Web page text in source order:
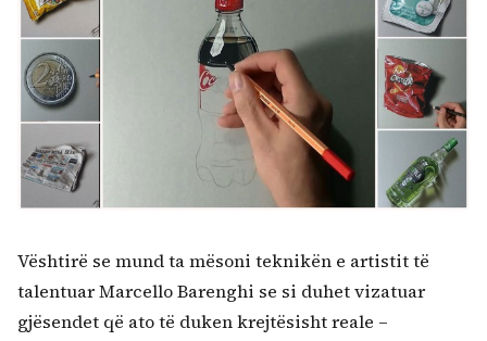
Vështirë se mund ta mësoni teknikën e artistit të
talentuar Marcello Barenghi se si duhet vizatuar
gjësendet që ato të duken krejtësisht reale –